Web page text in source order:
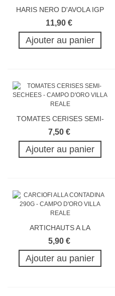
HARIS NERO D'AVOLA IGP
11,90 €
Ajouter au panier
TOMATES CERISES SEMI-
SECHEES A...
7,50 €
Ajouter au panier
ARTICHAUTS A LA
CONTADINA 290G
5,90 €
Ajouter au panier